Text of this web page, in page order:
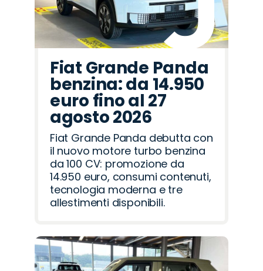
Fiat Grande Panda
benzina: da 14.950
euro fino al 27
agosto 2026
Fiat Grande Panda debutta con
il nuovo motore turbo benzina
da 100 CV: promozione da
14.950 euro, consumi contenuti,
tecnologia moderna e tre
allestimenti disponibili.